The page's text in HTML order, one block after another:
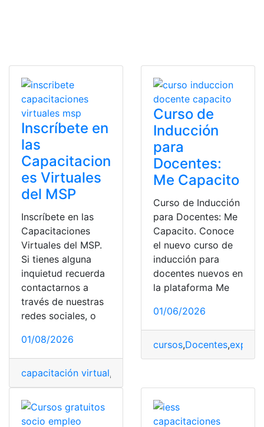
Inscríbete en
las
Capacitacion
es Virtuales
del MSP
Inscríbete en las
Capacitaciones
Virtuales del MSP.
Si tienes alguna
inquietud recuerda
contactarnos a
través de nuestras
redes sociales, o
01/08/2026
capacitación virtual,
Curso de
Inducción
para
Docentes:
Me Capacito
Curso de Inducción
para Docentes: Me
Capacito. Conoce
el nuevo curso de
inducción para
docentes nuevos en
la plataforma Me
01/06/2026
cursos,Docentes,